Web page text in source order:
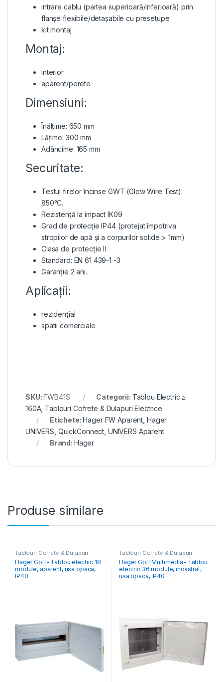
intrare cablu (partea superioară/inferioară) prin
flanșe flexibile/detașabile cu presetupe
kit montaj
Montaj:
interior
aparent/perete
Dimensiuni:
Înălțime: 650 mm
Lățime: 300 mm
Adâncime: 165 mm
Securitate:
Testul firelor încinse GWT (Glow Wire Test):
850°C.
Rezistență la impact IK09
Grad de protecție IP44 (protejat împotriva
stropilor de apă și a corpurilor solide > 1mm)
Clasa de protecție II
Standard: EN 61 439-1 -3
Garanție 2 ani.
Aplicații:
rezidențial
spatii comerciale
SKU:FWB41S Categorii: Tablou Electric ≥
160A, Tablouri Cofrete & Dulapuri Electrice
Etichete:Hager FW Aparent Hager
UNIVERS QuickConnect UNIVERS Aparent
Brand: Hager
Produse similare
Tablouri Cofrete & Dulapuri
Electrice Tablouri Electrice
Rezidențiale Aparente
Hager Golf- Tablou electric 18
module, aparent, usa opaca,
IP40
Tablouri Cofrete & Dulapuri
Electrice Tablouri Electrice
Hibrid & Multimedia
Hager Golf Multimedia- Tablou
electric 36 module, incastrat,
usa opaca, IP40